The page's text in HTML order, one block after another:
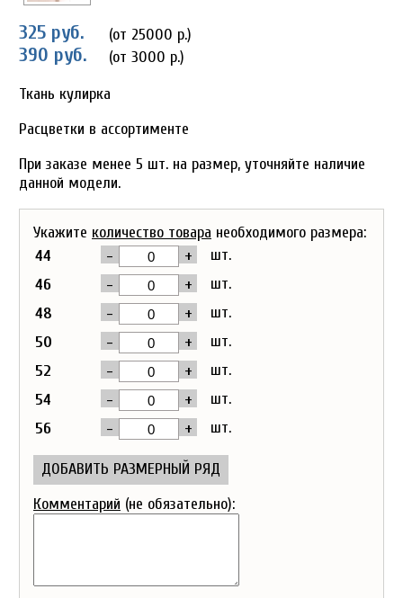
325 руб. (от 25000 р.)
390 руб.
(от 3000 р.)
Ткань кулирка
Расцветки в ассортименте
При заказе менее 5 шт. на размер, уточняйте наличие
данной модели.
Укажите количество товара необходимого размера:
44
- +
шт.
46
- +
шт.
48
- +
шт.
50
- +
шт.
52
- +
шт.
54
- +
шт.
56
- + шт.
ДОБАВИТЬ РАЗМЕРНЫЙ РЯД
Комментарий (не обязательно):